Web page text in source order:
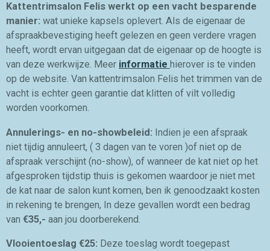
Kattentrimsalon Felis werkt op een vacht besparende
manier: wat unieke kapsels oplevert. Als de eigenaar de
afspraakbevestiging heeft gelezen en geen verdere vragen
heeft, wordt ervan uitgegaan dat de eigenaar op de hoogte is
van deze werkwijze. Meer informatie hierover is te vinden
op de website. Van kattentrimsalon Felis het trimmen van de
vacht is echter geen garantie dat klitten of vilt volledig
worden voorkomen.
Annulerings- en no-showbeleid: Indien je een afspraak
niet tijdig annuleert, ( 3 dagen van te voren )of niet op de
afspraak verschijnt (no-show), of wanneer de kat niet op het
afgesproken tijdstip thuis is gekomen waardoor je niet met
de kat naar de salon kunt komen, ben ik genoodzaakt kosten
in rekening te brengen, In deze gevallen wordt een bedrag
van €35,- aan jou doorberekend.
Vlooientoeslag €25: Deze toeslag wordt toegepast